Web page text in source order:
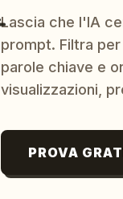
Lascia che l'IA
prompt. Filtra
parole chiave e
visualizzazioni,
PROVA